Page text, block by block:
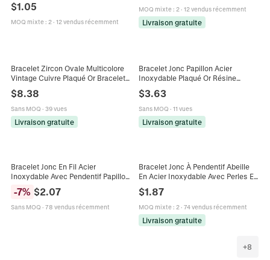
Élastique Mode Femmes
$1.05
MOQ mixte: 2· 12 vendus récemment
MOQ mixte: 2· 12 vendus récemment
Livraison gratuite
Bracelet Zircon Ovale Multicolore
Vintage Cuivre Plaqué Or Bracelet
Rétro Femme
$8.38
Sans MOQ · 39 vues
Livraison gratuite
Bracelet Jonc Papillon Acier
Inoxydable Plaqué Or Résine
Élégant Pour Femmes
$3.63
Sans MOQ · 11 vues
Livraison gratuite
Bracelet Jonc En Fil Acier
Inoxydable Avec Pendentif Papillon
Cristal Et Künstliche Perles
Colorées Bijoux De Mode Femmes
-7% $2.07
Sans MOQ · 78 vendus récemment
Bracelet Jonc À Pendentif Abeille
En Acier Inoxydable Avec Perles En
Strass Colorées Bijoux Ajustables
Pour Femmes
$1.87
MOQ mixte: 2· 74 vendus récemment
Livraison gratuite
+8